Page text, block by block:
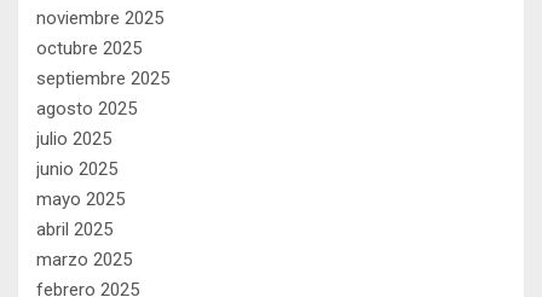
noviembre 2025
octubre 2025
septiembre 2025
agosto 2025
julio 2025
junio 2025
mayo 2025
abril 2025
marzo 2025
febrero 2025